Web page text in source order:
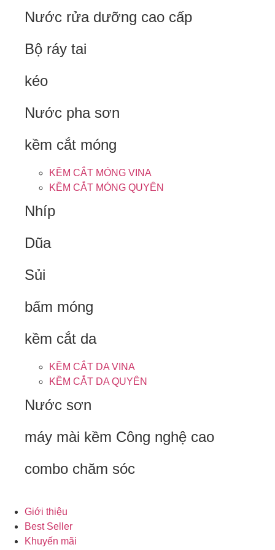
Nước rửa dưỡng cao cấp
Bộ ráy tai
kéo
Nước pha sơn
kềm cắt móng
KỀM CẮT MÓNG VINA
KỀM CẮT MÓNG QUYÊN
Nhíp
Dũa
Sủi
bấm móng
kềm cắt da
KỀM CẮT DA VINA
KỀM CẮT DA QUYÊN
Nước sơn
máy mài kềm Công nghệ cao
combo chăm sóc
Giới thiệu
Best Seller
Khuyến mãi